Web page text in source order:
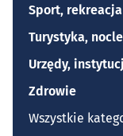
Sport, rekreacja
Turystyka,
Urzędy,
Zdrowie
Wszystkie